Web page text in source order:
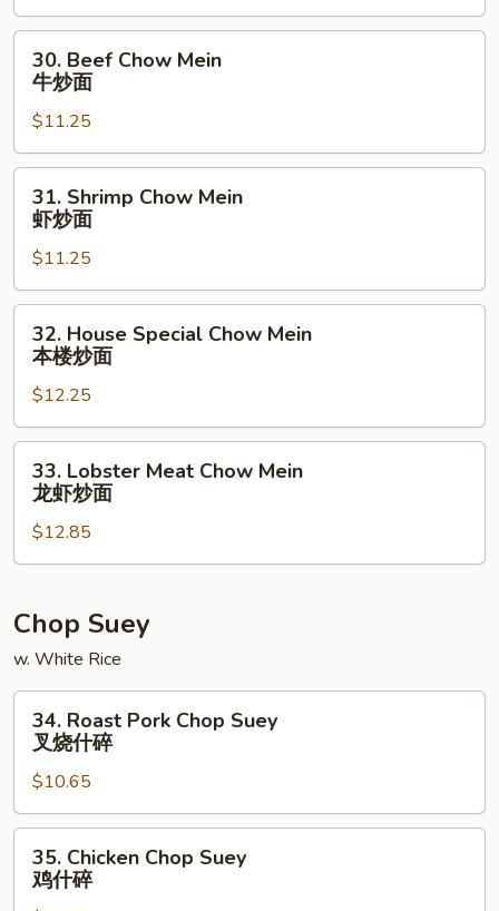
菜
炒
Beef
Chow
Mein
牛
炒
30. Beef Chow Mein
牛炒面
$11.25
Shrimp
Chow
Mein
虾
炒
31. Shrimp Chow Mein
虾炒面
$11.25
House
Special
Chow
Mein
本
32. House Special Chow Mein
本楼炒面
$12.25
Lobster
Meat
Chow
Mein
虾
面
33. Lobster Meat Chow Mein
龙虾炒面
$12.85
Chop Suey
w. White Rice
Roast
Pork
Chop
Suey
叉
34. Roast Pork Chop Suey
叉烧什碎
$10.65
Chicken
Chop
35. Chicken Chop Suey
鸡什碎